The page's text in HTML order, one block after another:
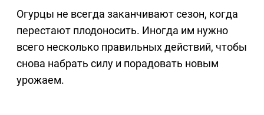
Огурцы не всегда заканчивают сезон, когда
перестают плодоносить. Иногда им нужно
всего несколько правильных действий, чтобы
снова набрать силу и порадовать новым
урожаем.